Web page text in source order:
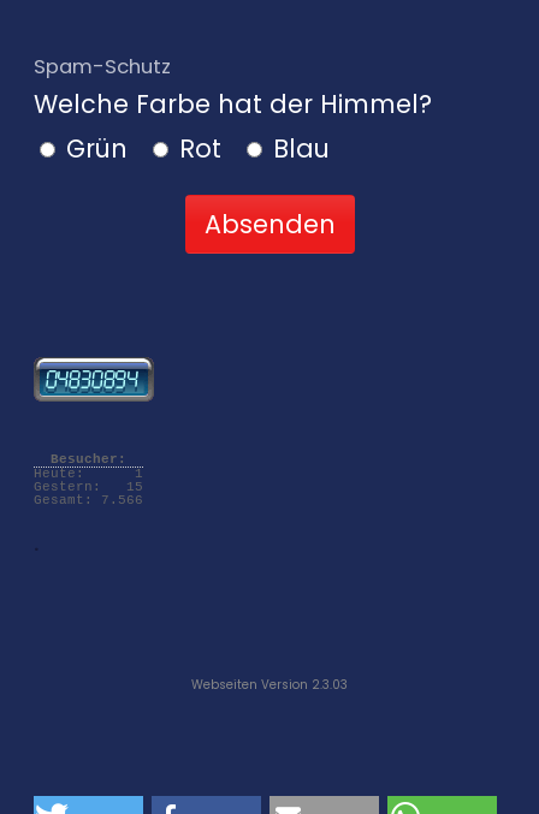
Spam-Schutz
Welche Farbe hat der Himmel?
Grün
Rot Blau
Besucher:
Heute:
1
Gestern:
15
Gesamt:
7.566
.
Webseiten Version 2.3.03